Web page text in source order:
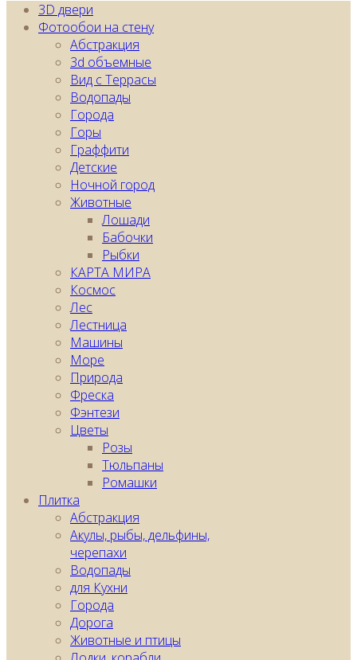
3D двери
Фотообои на стену
Абстракция
3d объемные
Вид с Террасы
Водопады
Города
Горы
Граффити
Детские
Ночной город
Животные
Лошади
Бабочки
Рыбки
КАРТA МИРА
Космос
Лес
Лестница
Машины
Море
Природа
Фреска
Фэнтези
Цветы
Розы
Тюльпаны
Ромашки
Плитка
Абстракция
Акулы, рыбы, дельфины,
черепахи
Водопады
для Кухни
Города
Дорога
Животные и птицы